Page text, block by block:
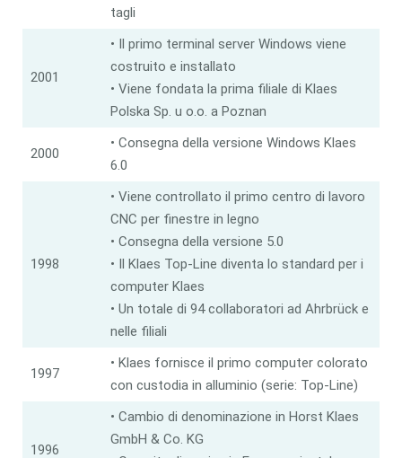
tagli
2001
• Il primo terminal server Windows viene
costruito e installato
• Viene fondata la prima filiale di Klaes
Polska Sp. u o.o. a Poznan
2000
• Consegna della versione Windows Klaes
6.0
1998
• Viene controllato il primo centro di lavoro
CNC per finestre in legno
• Consegna della versione 5.0
• Il Klaes Top-Line diventa lo standard per i
computer Klaes
• Un totale di 94 collaboratori ad Ahrbrück e
nelle filiali
1997
• Klaes fornisce il primo computer colorato
con custodia in alluminio (serie: Top-Line)
1996
• Cambio di denominazione in Horst Klaes
GmbH & Co. KG